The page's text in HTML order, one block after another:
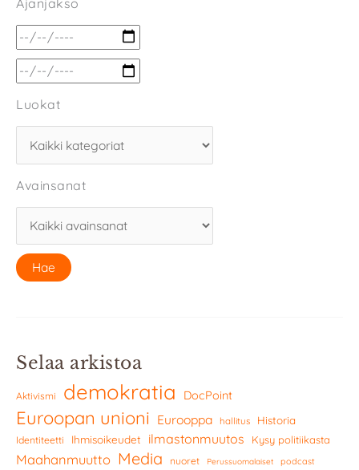
Luokat
Avainsanat
Selaa arkistoa
Aktivismi demokratia DocPoint
Euroopan unioni Eurooppa hallitus Historia
Identiteetti Ihmisoikeudet ilmastonmuutos Kysy politiikasta
Maahanmuutto Media nuoret Perussuomalaiset podcast